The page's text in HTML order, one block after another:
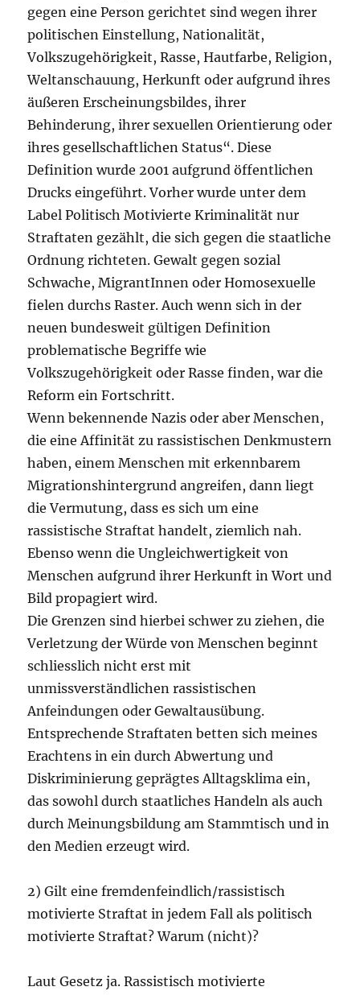
gegen eine Person gerichtet sind wegen ihrer
politischen Einstellung, Nationalität,
Volkszugehörigkeit, Rasse, Hautfarbe, Religion,
Weltanschauung, Herkunft oder aufgrund ihres
äußeren Erscheinungsbildes, ihrer
Behinderung, ihrer sexuellen Orientierung oder
ihres gesellschaftlichen Status“. Diese
Definition wurde 2001 aufgrund öffentlichen
Drucks eingeführt. Vorher wurde unter dem
Label Politisch Motivierte Kriminalität nur
Straftaten gezählt, die sich gegen die staatliche
Ordnung richteten. Gewalt gegen sozial
Schwache, MigrantInnen oder Homosexuelle
fielen durchs Raster. Auch wenn sich in der
neuen bundesweit gültigen Definition
problematische Begriffe wie
Volkszugehörigkeit oder Rasse finden, war die
Reform ein Fortschritt.
Wenn bekennende Nazis oder aber Menschen,
die eine Affinität zu rassistischen Denkmustern
haben, einem Menschen mit erkennbarem
Migrationshintergrund angreifen, dann liegt
die Vermutung, dass es sich um eine
rassistische Straftat handelt, ziemlich nah.
Ebenso wenn die Ungleichwertigkeit von
Menschen aufgrund ihrer Herkunft in Wort und
Bild propagiert wird.
Die Grenzen sind hierbei schwer zu ziehen, die
Verletzung der Würde von Menschen beginnt
schliesslich nicht erst mit
unmissverständlichen rassistischen
Anfeindungen oder Gewaltausübung.
Entsprechende Straftaten betten sich meines
Erachtens in ein durch Abwertung und
Diskriminierung geprägtes Alltagsklima ein,
das sowohl durch staatliches Handeln als auch
durch Meinungsbildung am Stammtisch und in
den Medien erzeugt wird.
2) Gilt eine fremdenfeindlich/rassistisch
motivierte Straftat in jedem Fall als politisch
motivierte Straftat? Warum (nicht)?
Laut Gesetz ja. Rassistisch motivierte